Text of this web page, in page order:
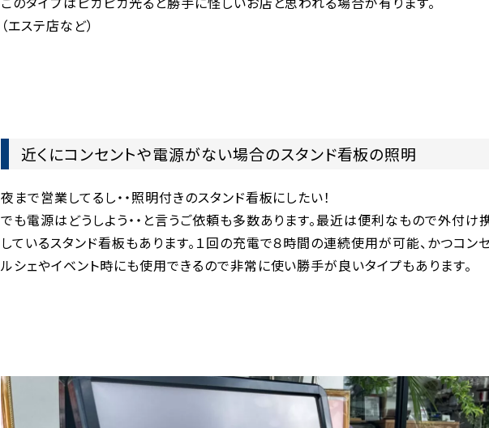
（エステ店など）
近くにコンセントや電源がない場合のスタンド看板の照明
夜まで営業してるし・・照明付きのスタンド看板にしたい！
でも電源はどうしよう・・と言うご依頼も多数あります。最近は便利なもので外付
しているスタンド看板もあります。１回の充電で８時間の連続使用が可能、かつコン
ルシェやイベント時にも使用できるので非常に使い勝手が良いタイプもあります。